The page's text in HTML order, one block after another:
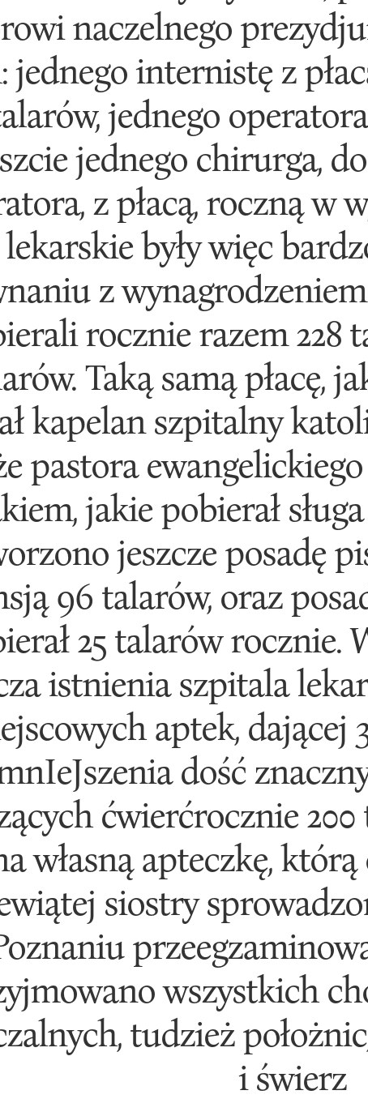
naczelnego
jednego internistę z
jednego
jednego chirurga,
z płacą, roczną w
były więc
z
rocznie razem 228
Taką samą płacę,
kapelan szpitalny
pastora
jakie pobierał
jeszcze posadę
96 talarów, oraz
25 talarów rocznie.
istnienia szpitala
aptek, dającej
dość
ćwierćrocznie
własną apteczkę,
siostry
wszystkich
tudzież
i świerz